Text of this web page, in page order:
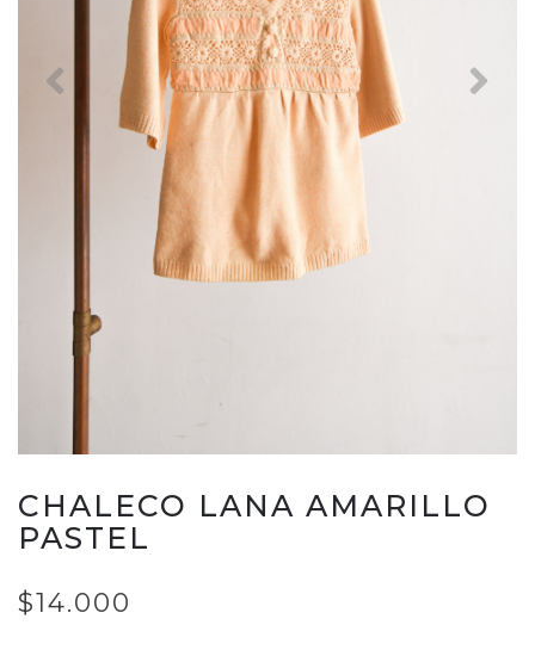
Previous Next
CHALECO LANA AMARILLO
PASTEL
$14.000